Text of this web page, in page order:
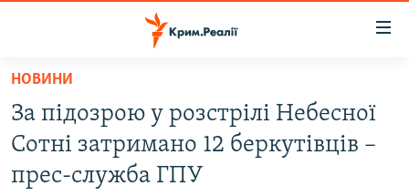
Перейти
основного
матеріалу
до
ВОДА.КРИМ
ВІДЕО ТА ФОТО
НОВИНИ
За підозрою у розстрілі Небесної
Сотні затримано 12 беркутівців –
прес-служба ГПУ